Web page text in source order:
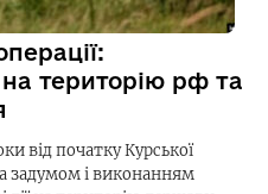
територію рф та
від початку Курської
задумом і виконанням